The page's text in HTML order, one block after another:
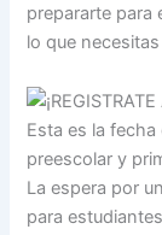
prepararte para
lo que
Esta es la
preescolar y
La espera por
para